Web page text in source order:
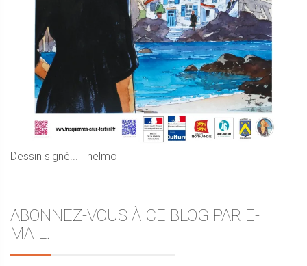
Dessin signé... Thelmo
ABONNEZ-VOUS À CE BLOG PAR E-
MAIL.